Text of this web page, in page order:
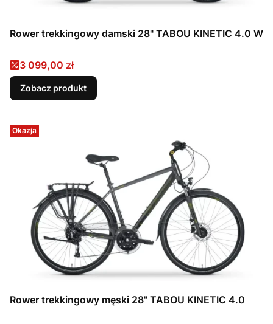
Rower trekkingowy damski 28" TABOU KINETIC 4.0 W
Cena promocyjna
3 099,00 zł
Zobacz produkt
Okazja
Rower trekkingowy męski 28" TABOU KINETIC 4.0